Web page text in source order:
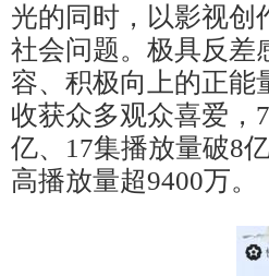
光的同时，以影视创
社会问题。极具反差
容、积极向上的正能
收获众多观众喜爱，
亿、17集播放量破8
高播放量超9400万。